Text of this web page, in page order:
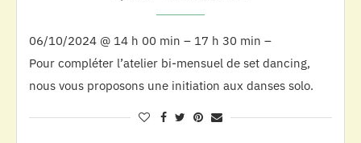
06/10/2024 @ 14 h 00 min – 17 h 30 min –
Pour compléter l’atelier bi-mensuel de set dancing,
nous vous proposons une initiation aux danses solo.